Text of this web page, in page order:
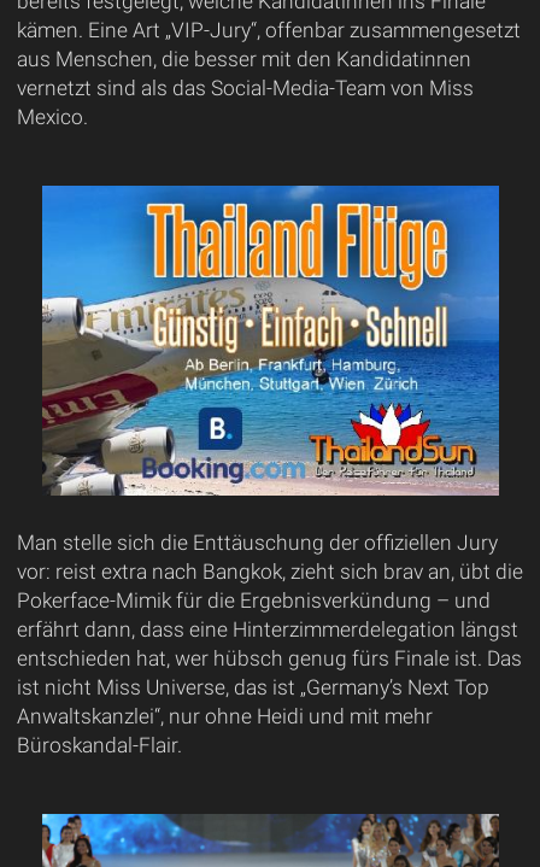
kämen. Eine Art „VIP-Jury“, offenbar zusammengesetzt
aus Menschen, die besser mit den Kandidatinnen
vernetzt sind als das Social-Media-Team von Miss
Mexico.
Man stelle sich die Enttäuschung der offiziellen Jury
vor: reist extra nach Bangkok, zieht sich brav an, übt die
Pokerface-Mimik für die Ergebnisverkündung – und
erfährt dann, dass eine Hinterzimmerdelegation längst
entschieden hat, wer hübsch genug fürs Finale ist. Das
ist nicht Miss Universe, das ist „Germany’s Next Top
Anwaltskanzlei“, nur ohne Heidi und mit mehr
Büroskandal-Flair.